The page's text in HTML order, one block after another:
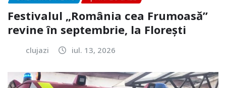
Festivalul „România cea Frumoasă”
revine în septembrie, la Florești
clujazi iul. 13, 2026